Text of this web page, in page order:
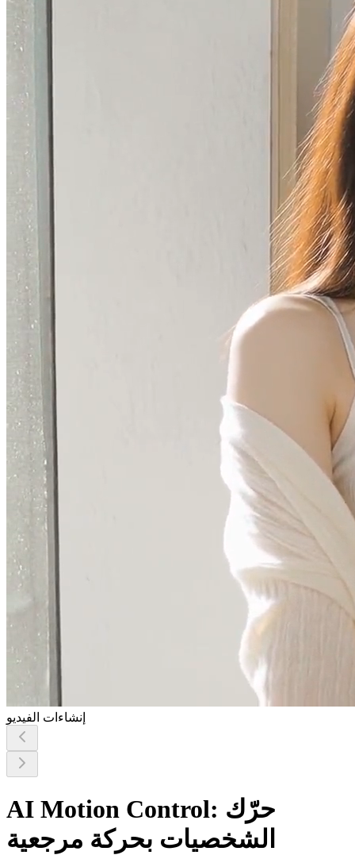
إنشاءات الفيديو
AI Motion Control: حرّك
الشخصيات بحركة مرجعية